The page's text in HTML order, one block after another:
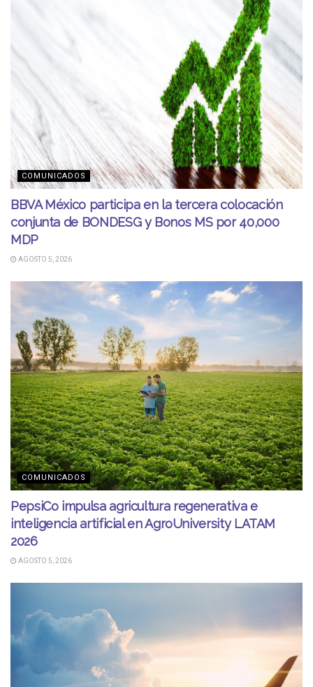
COMUNICADOS
BBVA México participa en la tercera colocación
conjunta de BONDESG y Bonos MS por 40,000
MDP
AGOSTO 5, 2026
COMUNICADOS
PepsiCo impulsa agricultura regenerativa e
inteligencia artificial en AgroUniversity LATAM
2026
AGOSTO 5, 2026